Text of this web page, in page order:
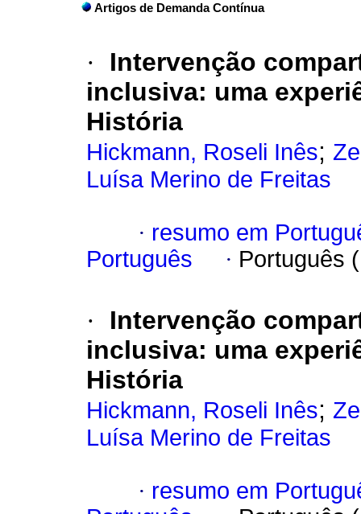
Artigos de Demanda Contínua
·
Intervenção
inclusiva: uma
História
Hickmann, Roseli Inês;
Luísa Merino de Freitas
· resumo em
Português
· Português
·
Intervenção
inclusiva: uma
História
Hickmann, Roseli Inês;
Luísa Merino de Freitas
· resumo em